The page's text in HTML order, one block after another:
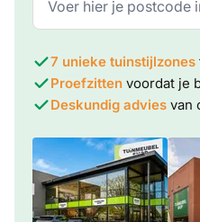
7 unieke tuinstijlzones
Proefzitten voordat je
Deskundig advies van